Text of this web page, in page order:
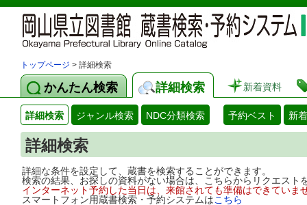
トップページ > 詳細検索
かんたん検索 詳細検索 新着資料
詳細検索 ジャンル検索 NDC分類検索 予約ベスト 新
詳細検索
詳細な条件を設定して、蔵書を検索することができます。
検索の結果、お探しの資料がない場合は、こちらからリクエス
インターネット予約した当日は、来館されても準備はできてい
スマートフォン用蔵書検索・予約システムはこちら